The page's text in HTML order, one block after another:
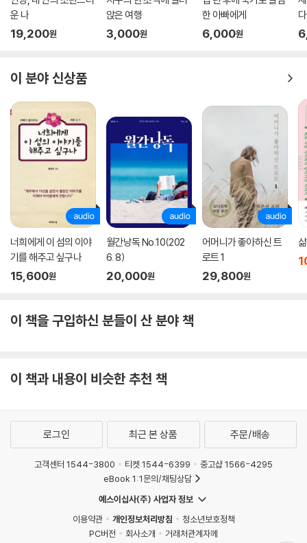
야만 하는 일도 있고, 노력은 때때로 즐겁기까지 하다. 하지만 무리하면 결
잃지 않는 단단한 마음가짐으로 언제나 ‘느긋한 최선’을 다하는 작가의 모
게 지낼 수 있을 것만 같은 기분이 슬며시 찾아온다. 계속해서 나를 알아가
운 나
19,200원
앉은 여행
3,000원
한 아빠에게
6,000원
다
이 분야 신상품
너희에게 이 섬의 이야
기를 해주고 싶구나
15,600원
월간낭독 No.10(202
6. 8)
20,000원
어머니가 좋아하신 트
로트 1
29,800원
이 책을 구입하신 분들이 산 분야 책
이 책과 내용이 비슷한 추천 책
로그인 최근 본 상품 주문/배송
고객센터 1544-3800 티켓 1544-6399
중고샵 1566-4295
eBook 1:1문의/채팅상담
예스이십사(주) 사업자 정보
이용약관
개인정보처리방침
청소년보호정책
PC버전
회사소개
거래처관계자께